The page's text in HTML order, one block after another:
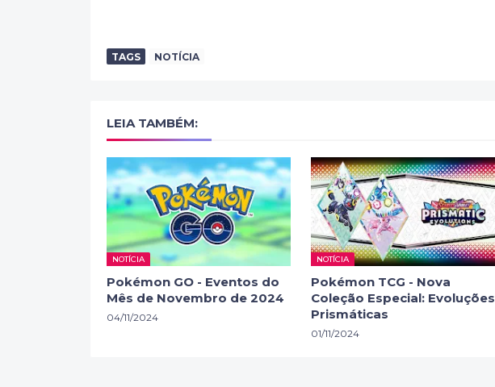
TAGS NOTÍCIA
LEIA TAMBÉM:
NOTÍCIA
Pokémon GO - Eventos do
Mês de Novembro de 2024
04/11/2024
NOTÍCIA
Pokémon TCG - Nova
Coleção Especial: Evoluções
Prismáticas
01/11/2024